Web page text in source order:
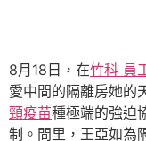
8月18日，在竹科 員
愛中間的隔離房她的
頸疫苗種極端的強迫
制。間里，王亞如為